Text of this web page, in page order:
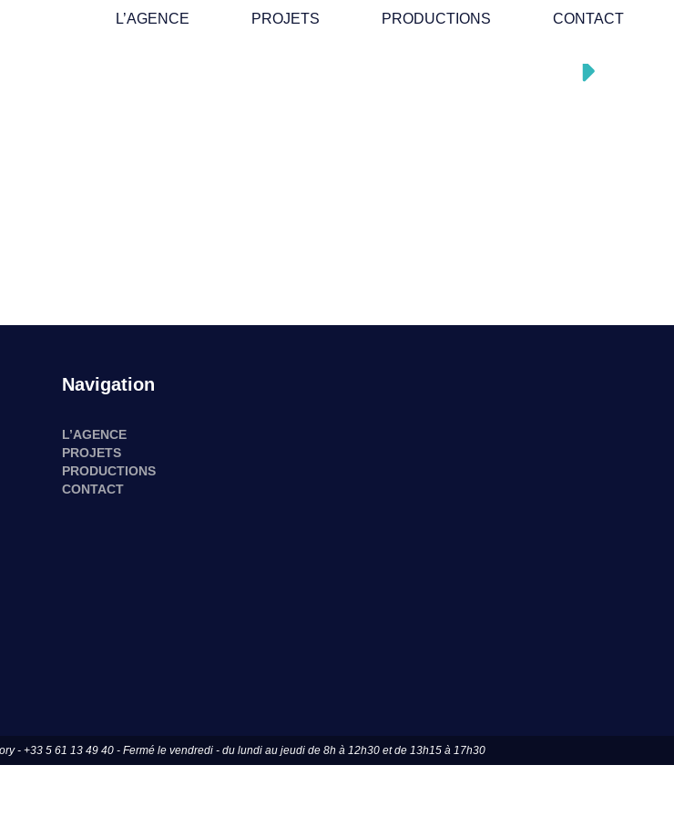
L’AGENCE PROJETS PRODUCTIONS CONTACT
Navigation
L’AGENCE
PROJETS
PRODUCTIONS
CONTACT
- +33 5 61 13 49 40 - Fermé le vendredi - du lundi au jeudi de 8h à 12h30 et de 13h15 à 17h30